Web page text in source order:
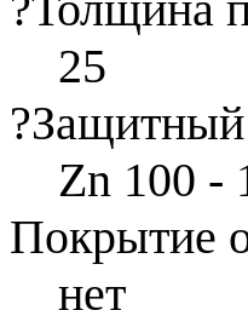
25
?Защитный
Zn 100 -
Покрытие
нет